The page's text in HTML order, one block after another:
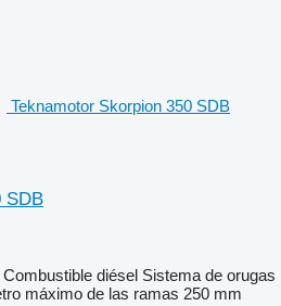
Teknamotor Skorpion 350 SDB
SDB
Combustible diésel Sistema de orugas
máximo de las ramas 250 mm